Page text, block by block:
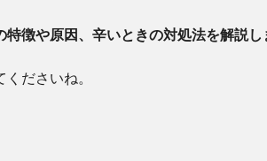
特徴や原因、辛いときの対処法を解説し
ださいね。